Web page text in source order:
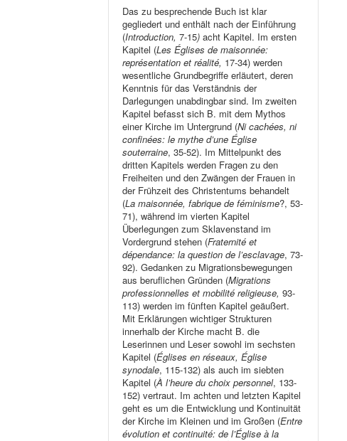
Das zu besprechende Buch ist klar
gegliedert und enthält nach der Einführung
(Introduction,7-15)acht Kapitel. Im ersten
Kapitel (Les Églises de maisonnée:
représentation et réalité, 17-34) werden
wesentliche Grundbegriffe erläutert, deren
Kenntnis für das Verständnis der
Darlegungen unabdingbar sind. Im zweiten
Kapitel befasst sich B. mit dem Mythos
einer Kirche im Untergrund (Ni cachées, ni
confinées: le mythe d’une Église
souterraine, 35-52). Im Mittelpunkt des
dritten Kapitels werden Fragen zu den
Freiheiten und den Zwängen der Frauen in
der Frühzeit des Christentums behandelt
(La maisonnée, fabrique de féminisme?, 53-
71), während im vierten Kapitel
Überlegungen zum Sklavenstand im
Vordergrund stehen (Fraternité et
dépendance: la question de l’esclavage, 73-
92). Gedanken zu Migrationsbewegungen
aus beruflichen Gründen (Migrations
professionnelles et mobilité religieuse,93-
113) werden im fünften Kapitel geäußert.
Mit Erklärungen wichtiger Strukturen
innerhalb der Kirche macht B. die
Leserinnen und Leser sowohl im sechsten
Kapitel (Églises en réseaux, Église
synodale, 115-132) als auch im siebten
Kapitel (À l’heure du choix personnel, 133-
152) vertraut. Im achten und letzten Kapitel
geht es um die Entwicklung und Kontinuität
der Kirche im Kleinen und im Großen (Entre
évolution et continuité: de l’Église à la